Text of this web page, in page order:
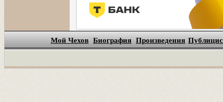
Мой Чехов Биография Произведения